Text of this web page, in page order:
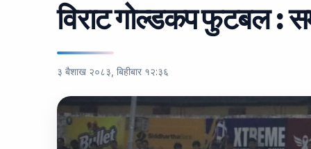
विराट गोल्डकप फुटबल :
३ बैशाख २०८३, बिहीबार १२:३६